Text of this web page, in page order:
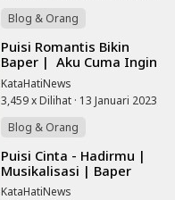
Blog & Orang
⁣Puisi Romantis Bikin
Baper | Aku Cuma Ingin
Bersamamu ❤️
KataHatiNews
3,459 x Dilihat · 13 Januari 2023
Blog & Orang
⁣Puisi Cinta - Hadirmu |
Musikalisasi | Baper
KataHatiNews